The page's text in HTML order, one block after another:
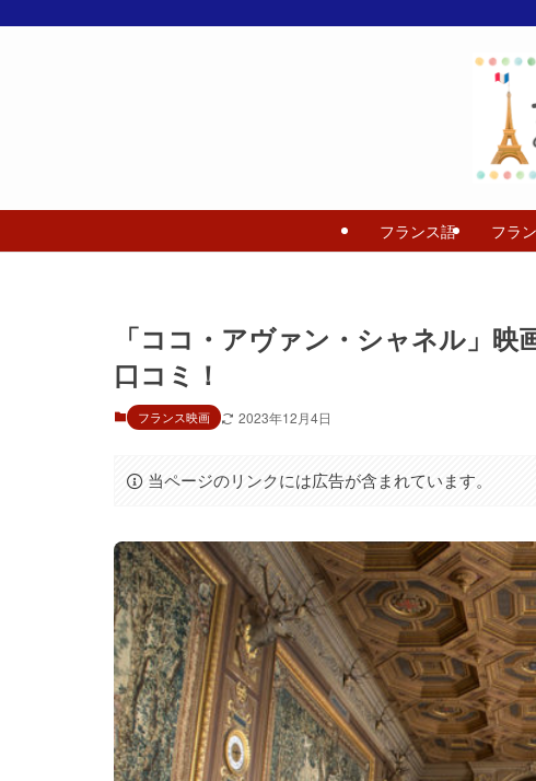
フランス語 フラ
「ココ・アヴァン・シャネル」
口コミ！
フランス映画 2023年12月4日
当ページのリンクには広告が含まれています。